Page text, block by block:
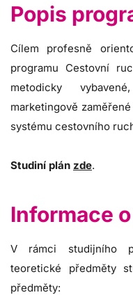
Popis
Cílem profesně
programu Cestovní
metodicky
marketingově
systému cestovního
Studiní plán zde.
Informace
V rámci studijního
teoretické předměty
předměty: